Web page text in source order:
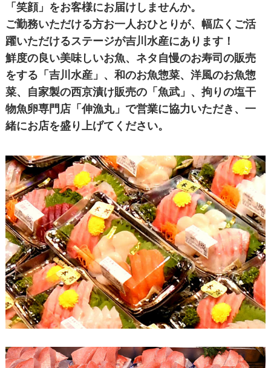
「笑顔」をお客様にお届けしませんか。
ご勤務いただける方お一人おひとりが、幅広くご活
躍いただけるステージが吉川水産にあります！
鮮度の良い美味しいお魚、ネタ自慢のお寿司の販売
をする「吉川水産」、和のお魚惣菜、洋風のお魚惣
菜、自家製の西京漬け販売の「魚武」、拘りの塩干
物魚卵専門店「伸漁丸」で営業に協力いただき、一
緒にお店を盛り上げてください。